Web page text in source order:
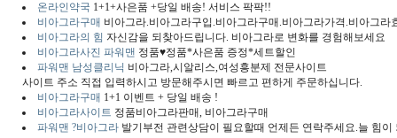
온라인약국 1+1+사은품 +당일 배송! 서비스 팍팍!!
비아그라구매 비아그라.비아그라구입.비아그라구매.비아그라가격.비아그
비아그라의 힘 자신감을 되찾아드립니다. 비아그라로 변화를 경험해보세요
비아그라사진 파워맨 정품♥정품*사은품 증정*세트할인
파워맨 남성클리닉 비아그라,시알리스,여성흥분제 전문사이트
사이트 주소 직접 입력하시고 방문해주시면 빠르고 편하게 주문하십니다.
비아그라구매 1+1 이벤트 + 당일 배송 !
비아그라사이트 정품비아그라판매, 비아그라구매
파워맨 ?비아그라 발기부전 관련상담이 필요할때 언제든 연락주세요.늘 힘